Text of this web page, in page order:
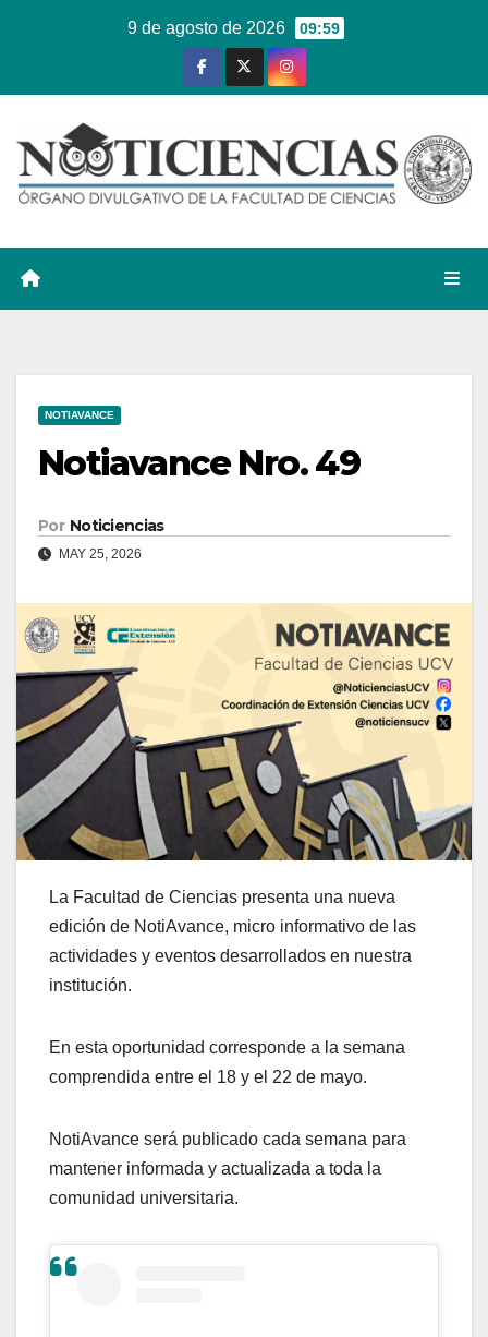
9 de agosto de 2026 09:59
NOTIAVANCE
Notiavance Nro. 49
Por Noticiencias
MAY 25, 2026
La Facultad de Ciencias presenta una nueva
edición de NotiAvance, micro informativo de las
actividades y eventos desarrollados en nuestra
institución.
En esta oportunidad corresponde a la semana
comprendida entre el 18 y el 22 de mayo.
NotiAvance será publicado cada semana para
mantener informada y actualizada a toda la
comunidad universitaria.